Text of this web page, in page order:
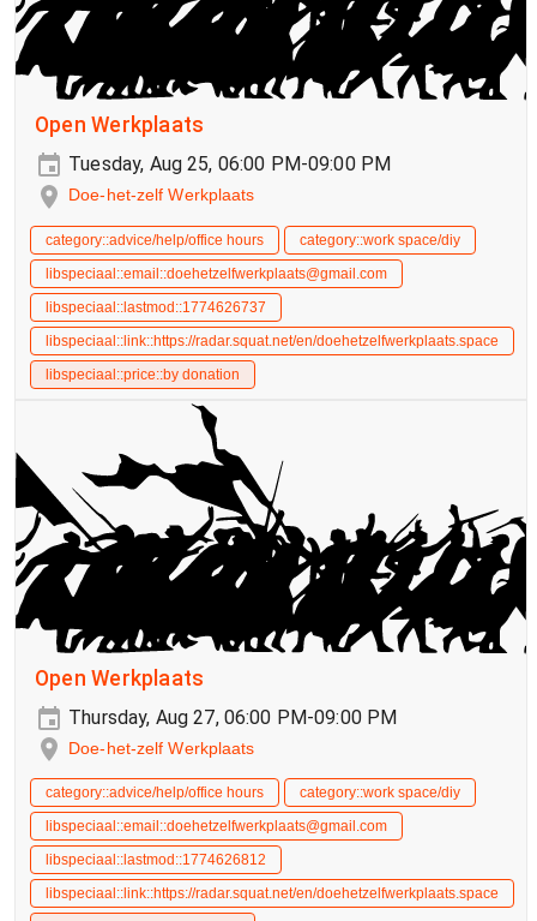
Open Werkplaats
Tuesday, Aug 25, 06:00 PM-09:00 PM
Doe-het-zelf Werkplaats
category::advice/help/office hours
category::work space/diy
libspeciaal::email::doehetzelfwerkplaats@gmail.com
libspeciaal::lastmod::1774626737
libspeciaal::link::https://radar.squat.net/en/doehetzelfwerkplaats.space
libspeciaal::price::by donation
Open Werkplaats
Thursday, Aug 27, 06:00 PM-09:00 PM
Doe-het-zelf Werkplaats
category::advice/help/office hours
category::work space/diy
libspeciaal::email::doehetzelfwerkplaats@gmail.com
libspeciaal::lastmod::1774626812
libspeciaal::link::https://radar.squat.net/en/doehetzelfwerkplaats.space